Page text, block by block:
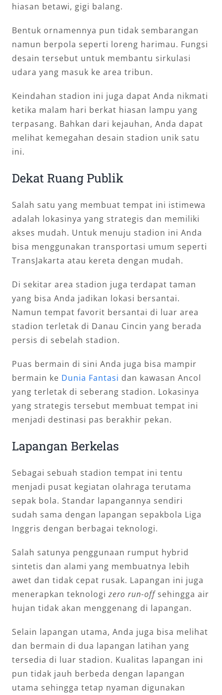
hiasan betawi, gigi balang.
Bentuk ornamennya pun tidak sembarangan
namun berpola seperti loreng harimau. Fungsi
desain tersebut untuk membantu sirkulasi
udara yang masuk ke area tribun.
Keindahan stadion ini juga dapat Anda nikmati
ketika malam hari berkat hiasan lampu yang
terpasang. Bahkan dari kejauhan, Anda dapat
melihat kemegahan desain stadion unik satu
ini.
Dekat Ruang Publik
Salah satu yang membuat tempat ini istimewa
adalah lokasinya yang strategis dan memiliki
akses mudah. Untuk menuju stadion ini Anda
bisa menggunakan transportasi umum seperti
TransJakarta atau kereta dengan mudah.
Di sekitar area stadion juga terdapat taman
yang bisa Anda jadikan lokasi bersantai.
Namun tempat favorit bersantai di luar area
stadion terletak di Danau Cincin yang berada
persis di sebelah stadion.
Puas bermain di sini Anda juga bisa mampir
bermain ke Dunia Fantasi dan kawasan Ancol
yang terletak di seberang stadion. Lokasinya
yang strategis tersebut membuat tempat ini
menjadi destinasi pas berakhir pekan.
Lapangan Berkelas
Sebagai sebuah stadion tempat ini tentu
menjadi pusat kegiatan olahraga terutama
sepak bola. Standar lapangannya sendiri
sudah sama dengan lapangan sepakbola Liga
Inggris dengan berbagai teknologi.
Salah satunya penggunaan rumput hybrid
sintetis dan alami yang membuatnya lebih
awet dan tidak cepat rusak. Lapangan ini juga
menerapkan teknologi zero run-offsehingga air
hujan tidak akan menggenang di lapangan.
Selain lapangan utama, Anda juga bisa melihat
dan bermain di dua lapangan latihan yang
tersedia di luar stadion. Kualitas lapangan ini
pun tidak jauh berbeda dengan lapangan
utama sehingga tetap nyaman digunakan